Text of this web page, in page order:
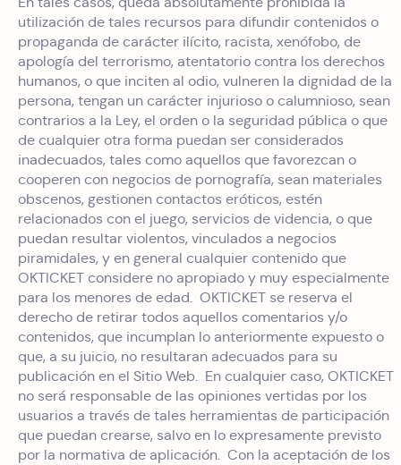
utilización de tales recursos para difundir contenidos o
propaganda de carácter ilícito, racista, xenófobo, de
apología del terrorismo, atentatorio contra los derechos
humanos, o que inciten al odio, vulneren la dignidad de la
persona, tengan un carácter injurioso o calumnioso, sean
contrarios a la Ley, el orden o la seguridad pública o que
de cualquier otra forma puedan ser considerados
inadecuados, tales como aquellos que favorezcan o
cooperen con negocios de pornografía, sean materiales
obscenos, gestionen contactos eróticos, estén
relacionados con el juego, servicios de videncia, o que
puedan resultar violentos, vinculados a negocios
piramidales, y en general cualquier contenido que
OKTICKET considere no apropiado y muy especialmente
para los menores de edad. OKTICKET se reserva el
derecho de retirar todos aquellos comentarios y/o
contenidos, que incumplan lo anteriormente expuesto o
que, a su juicio, no resultaran adecuados para su
publicación en el Sitio Web. En cualquier caso, OKTICKET
no será responsable de las opiniones vertidas por los
usuarios a través de tales herramientas de participación
que puedan crearse, salvo en lo expresamente previsto
por la normativa de aplicación. Con la aceptación de los